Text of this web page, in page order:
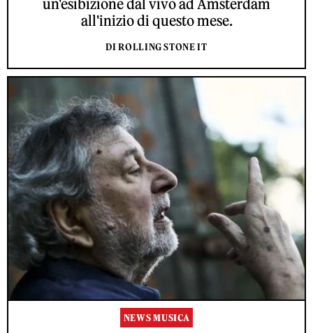
un'esibizione dal vivo ad Amsterdam
all'inizio di questo mese.
DI ROLLING STONE IT
NEWS MUSICA